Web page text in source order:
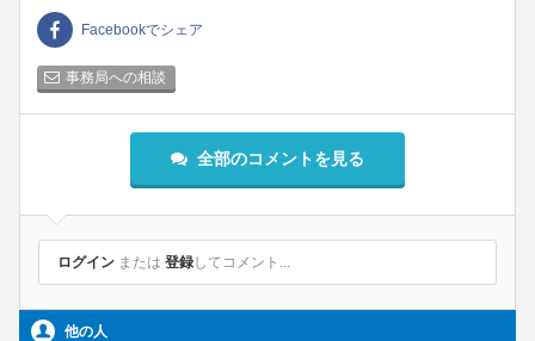
Facebookでシェア
事務局への相談
全部のコメントを見る
ログイン または 登録 してコメント...
他の人